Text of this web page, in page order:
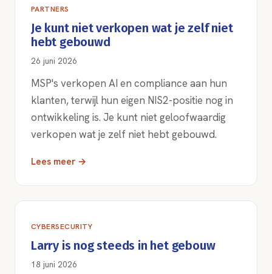
PARTNERS
Je kunt niet verkopen wat je zelf niet
hebt gebouwd
26 juni 2026
MSP's verkopen AI en compliance aan hun
klanten, terwijl hun eigen NIS2-positie nog in
ontwikkeling is. Je kunt niet geloofwaardig
verkopen wat je zelf niet hebt gebouwd.
Lees meer →
CYBERSECURITY
Larry is nog steeds in het gebouw
18 juni 2026